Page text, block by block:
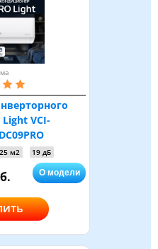
Light VCI-
25 м2 19 дБ
О модели